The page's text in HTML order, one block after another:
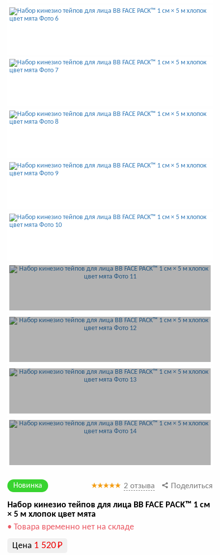
Новинка 2 отзыва Поделиться
Набор кинезио тейпов для лица BB FACE PACK™ 1 см
× 5 м хлопок цвет мята
• Товара временно нет на складе
Цена 1 520Р